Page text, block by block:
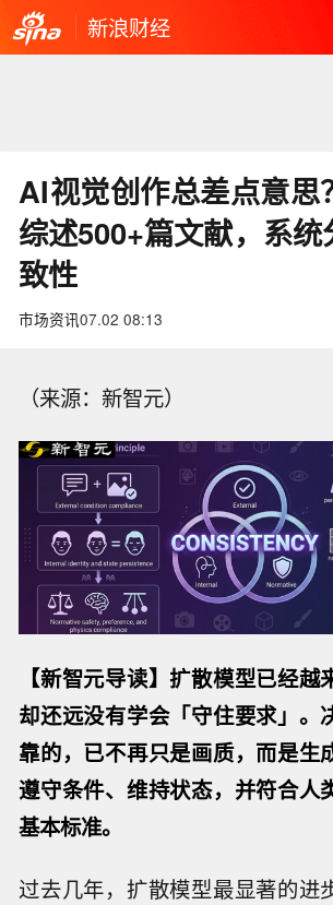
新浪财经
AI视觉创作总差点意思
综述500+篇文献，系
致性
市场资讯07.02 08:13
（来源：新智元）
【新智元导读】扩散模型已经越
却还远没有学会「守住要求」。
靠的，已不再只是画质，而是生
遵守条件、维持状态，并符合人
基本标准。
过去几年，扩散模型最显著的进